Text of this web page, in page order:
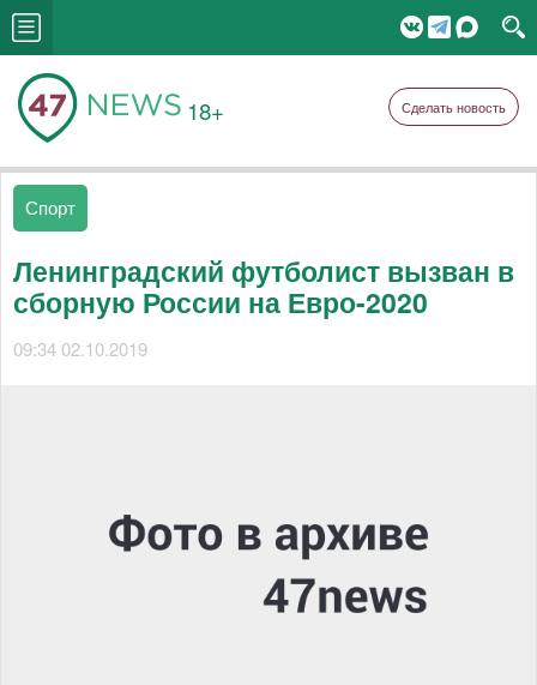
18+ Сделать новость
Спорт
Ленинградский футболист вызван в
сборную России на Евро-2020
09:34 02.10.2019